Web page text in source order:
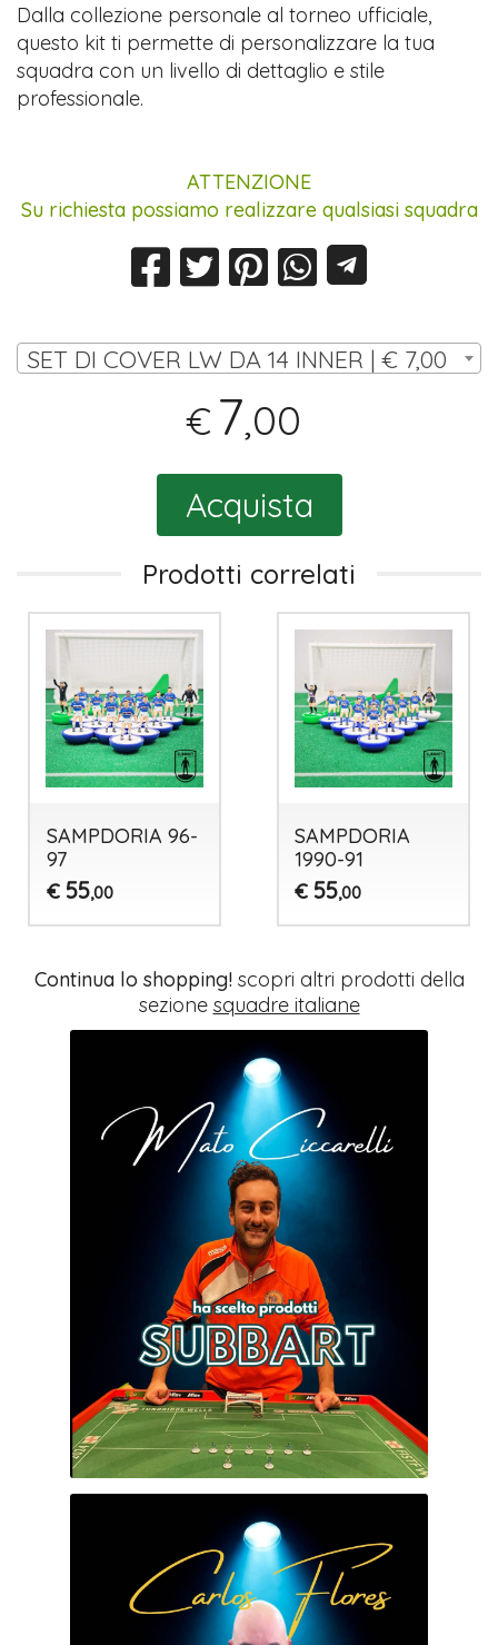
Dalla collezione personale al torneo ufficiale,
questo kit ti permette di personalizzare la tua
squadra con un livello di dettaglio e stile
professionale.
ATTENZIONE
Su richiesta possiamo realizzare qualsiasi squadra
SET DI COVER LW DA 14 INNER | € 7,00
€ 7,00
Acquista
Prodotti correlati
SAMPDORIA 96-
97
€ 55,00
SAMPDORIA
1990-91
€ 55,00
Continua lo shopping!scopri altri prodotti della
sezione squadre italiane